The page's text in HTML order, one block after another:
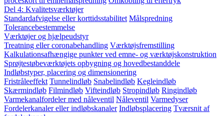
Del 4: Kvalitetsværktøjer
Standardafvigelse eller korttidsstabilitet Målspredning
Tolerancebestemmelse
Værktøjer og hjælpeudstyr
Treatning eller coronabehandling Værktøjsfremstilling
Kalkulationsafhængige punkter ved emne- og værktøjskonstruktion
Sprøjtestøbeværktøjets opbygning og hovedbestanddele
Indløbstyper, placering og dimensionering
Fristråleeffekt Tunnelindløb Snabelindløb Kegleindløb
Skærmindløb Filmindløb Vifteindløb Stropindløb Ringindløb
Varmekanalfordeler med nåleventil Nåleventil Varmedyser
Fordelerkanaler eller indløbskanaler Indløbsplacering Tværsnit af